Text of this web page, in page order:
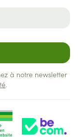
à notre newsletter
.